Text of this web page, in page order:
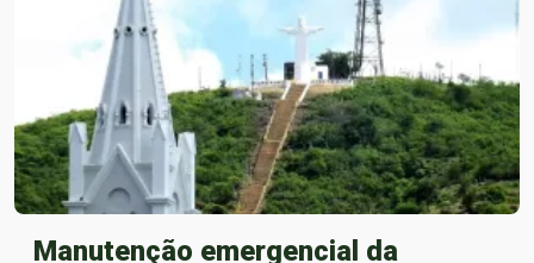
Manutenção emergencial da